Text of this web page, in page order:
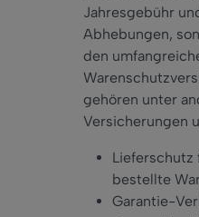
Jahresgebühr
Abhebungen,
den
gehören unter
Versicherungen
Lieferschutz
bestellte
Garantie-